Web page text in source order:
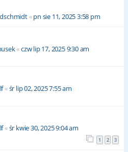
«pn sie 11, 2025 3:58 pm
«czw lip 17, 2025 9:30 am
«śr lip 02, 2025 7:55 am
«śr kwie 30, 2025 9:04 am
1 2 3